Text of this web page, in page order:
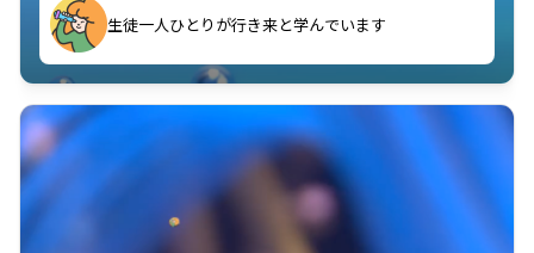
生徒一人ひとりが行き来と学んでいます
教室中の児童生徒が「問題が解けてうれしい」「解く
ことが楽しい」を実感しています